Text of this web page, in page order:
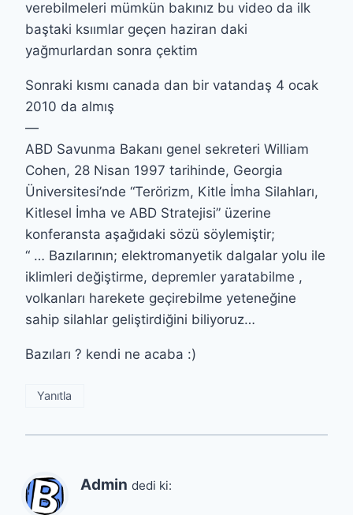
verebilmeleri mümkün bakınız bu video da ilk
baştaki ksıımlar geçen haziran daki
yağmurlardan sonra çektim
Sonraki kısmı canada dan bir vatandaş 4 ocak
2010 da almış
—
ABD Savunma Bakanı genel sekreteri William
Cohen, 28 Nisan 1997 tarihinde, Georgia
Üniversitesi’nde “Terörizm, Kitle İmha Silahları,
Kitlesel İmha ve ABD Stratejisi” üzerine
konferansta aşağıdaki sözü söylemiştir;
“ … Bazılarının; elektromanyetik dalgalar yolu ile
iklimleri değiştirme, depremler yaratabilme ,
volkanları harekete geçirebilme yeteneğine
sahip silahlar geliştirdiğini biliyoruz…
Bazıları ? kendi ne acaba :)
Yanıtla
Admin dedi ki: